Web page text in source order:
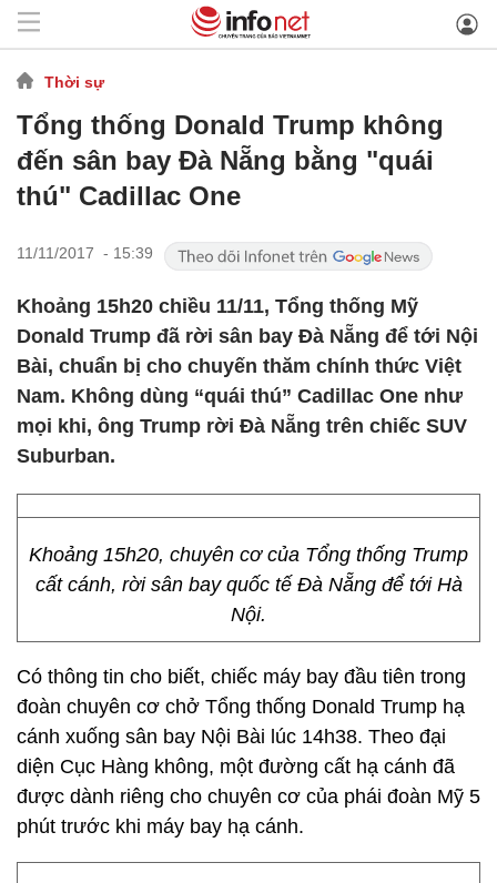
Thời sự
Tổng thống Donald Trump không
đến sân bay Đà Nẵng bằng "quái
thú" Cadillac One
11/11/2017 - 15:39
Khoảng 15h20 chiều 11/11, Tổng thống Mỹ
Donald Trump đã rời sân bay Đà Nẵng để tới Nội
Bài, chuẩn bị cho chuyến thăm chính thức Việt
Nam. Không dùng “quái thú” Cadillac One như
mọi khi, ông Trump rời Đà Nẵng trên chiếc SUV
Suburban.
Khoảng 15h20, chuyên cơ của Tổng thống Trump
cất cánh, rời sân bay quốc tế Đà Nẵng để tới Hà
Nội.
Có thông tin cho biết, chiếc máy bay đầu tiên trong
đoàn chuyên cơ chở Tổng thống Donald Trump hạ
cánh xuống sân bay Nội Bài lúc 14h38. Theo đại
diện Cục Hàng không, một đường cất hạ cánh đã
được dành riêng cho chuyên cơ của phái đoàn Mỹ 5
phút trước khi máy bay hạ cánh.